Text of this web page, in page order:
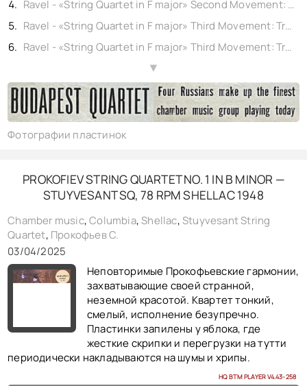
Ravel - «String Quartet in F major» Second Movement: Assez vif – Très rythmé – Conclusion, Budapest String Quartetshellac 12" Columbia No. M-425. (rec. New York) 1940,
Ravel - «String Quartet in F major» Third Movement: Très lent – Part 1, Budapest String Quartetshellac 12" Columbia No. M-425. (rec. New York) 1940,
Ravel - «String Quartet in F major» Third Movement: Très lent – Conclusion, Budapest String Quartetshellac 12" Columbia No. M-425. (rec. New York) 1940,
Ravel - «String Quartet in F major» Fourth Movement: Vif et agité – Conclusion, Budapest String Quartetshellac 12" Columbia No. M-425. (rec. New York) 1940,
▲
Фотографии пластинок
PROKOFIEV STRING QUARTET NO. 1 IN B MINOR —
STUYVESANT SQ, 78 RPM SHELLAC 1948
Chamber music,Columbia,Shellac,Stuyvesant String
Quartet, Прокофьев С.
03/04/2025
Неповторимые Прокофьевские гармонии,
захватывающие своей странной,
неземной красотой. Квартет тонкий,
смелый, исполнение безупречно.
Пластинки запилены у яблока, где
жесткие скрипки и перегрузки на тутти
периодически накладываются на шумы и хрипы.
HQ BTM PLAYER V4.43-258